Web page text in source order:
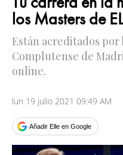
los Masters de
Están acreditados
Complutense de
online.
lun 19 julio 2021 09:49 AM
Añadir Elle en Google